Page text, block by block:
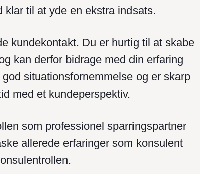
til at yde en ekstra indsats.
kundekontakt. Du er hurtig til at skabe
kan derfor bidrage med din erfaring
situationsfornemmelse og er skarp
med et kundeperspektiv.
som professionel sparringspartner
allerede erfaringer som konsulent